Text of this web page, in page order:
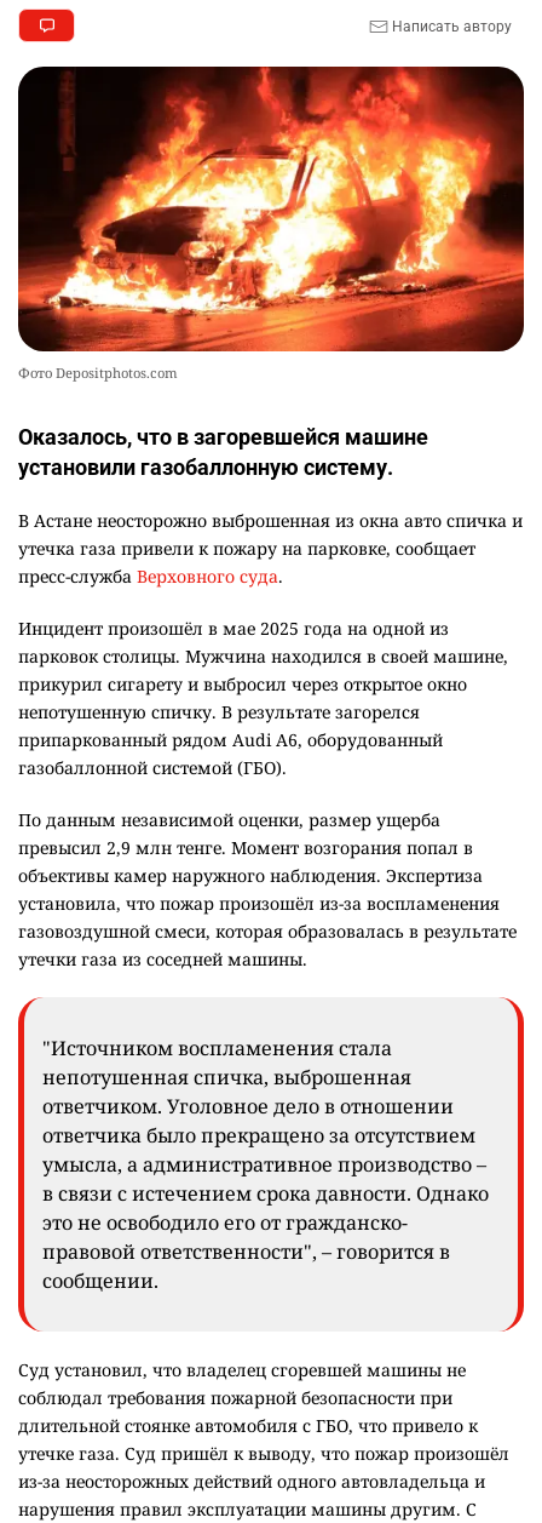
Написать автору
Фото Depositphotos.com
Оказалось, что в загоревшейся машине
установили газобаллонную систему.
В Астане неосторожно выброшенная из окна авто спичка и
утечка газа привели к пожару на парковке, сообщает
пресс-служба Верховного суда.
Инцидент произошёл в мае 2025 года на одной из
парковок столицы. Мужчина находился в своей машине,
прикурил сигарету и выбросил через открытое окно
непотушенную спичку. В результате загорелся
припаркованный рядом Audi A6, оборудованный
газобаллонной системой (ГБО).
По данным независимой оценки, размер ущерба
превысил 2,9 млн тенге. Момент возгорания попал в
объективы камер наружного наблюдения. Экспертиза
установила, что пожар произошёл из-за воспламенения
газовоздушной смеси, которая образовалась в результате
утечки газа из соседней машины.
"Источником воспламенения стала
непотушенная спичка, выброшенная
ответчиком. Уголовное дело в отношении
ответчика было прекращено за отсутствием
умысла, а административное производство –
в связи с истечением срока давности. Однако
это не освободило его от гражданско-
правовой ответственности", – говорится в
сообщении.
Суд установил, что владелец сгоревшей машины не
соблюдал требования пожарной безопасности при
длительной стоянке автомобиля с ГБО, что привело к
утечке газа. Суд пришёл к выводу, что пожар произошёл
из-за неосторожных действий одного автовладельца и
нарушения правил эксплуатации машины другим. С